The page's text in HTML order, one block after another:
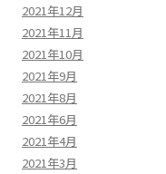
2021年12月
2021年11月
2021年10月
2021年9月
2021年8月
2021年6月
2021年4月
2021年3月